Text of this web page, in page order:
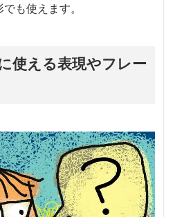
も使えます。
使える表現やフレー